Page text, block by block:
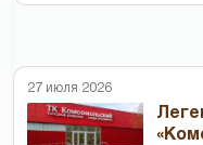
27 июля 2026